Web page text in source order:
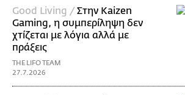
Good Living /Στην Kaizen
Gaming, η συμπερίληψη δεν
χτίζεται με λόγια αλλά με
πράξεις
THE LIFO TEAM
27.7.2026